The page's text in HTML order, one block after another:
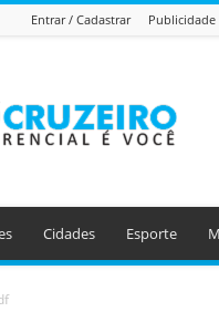
Entrar / Cadastrar Publicidade
Info
Cruzeiro
Cidades Esporte